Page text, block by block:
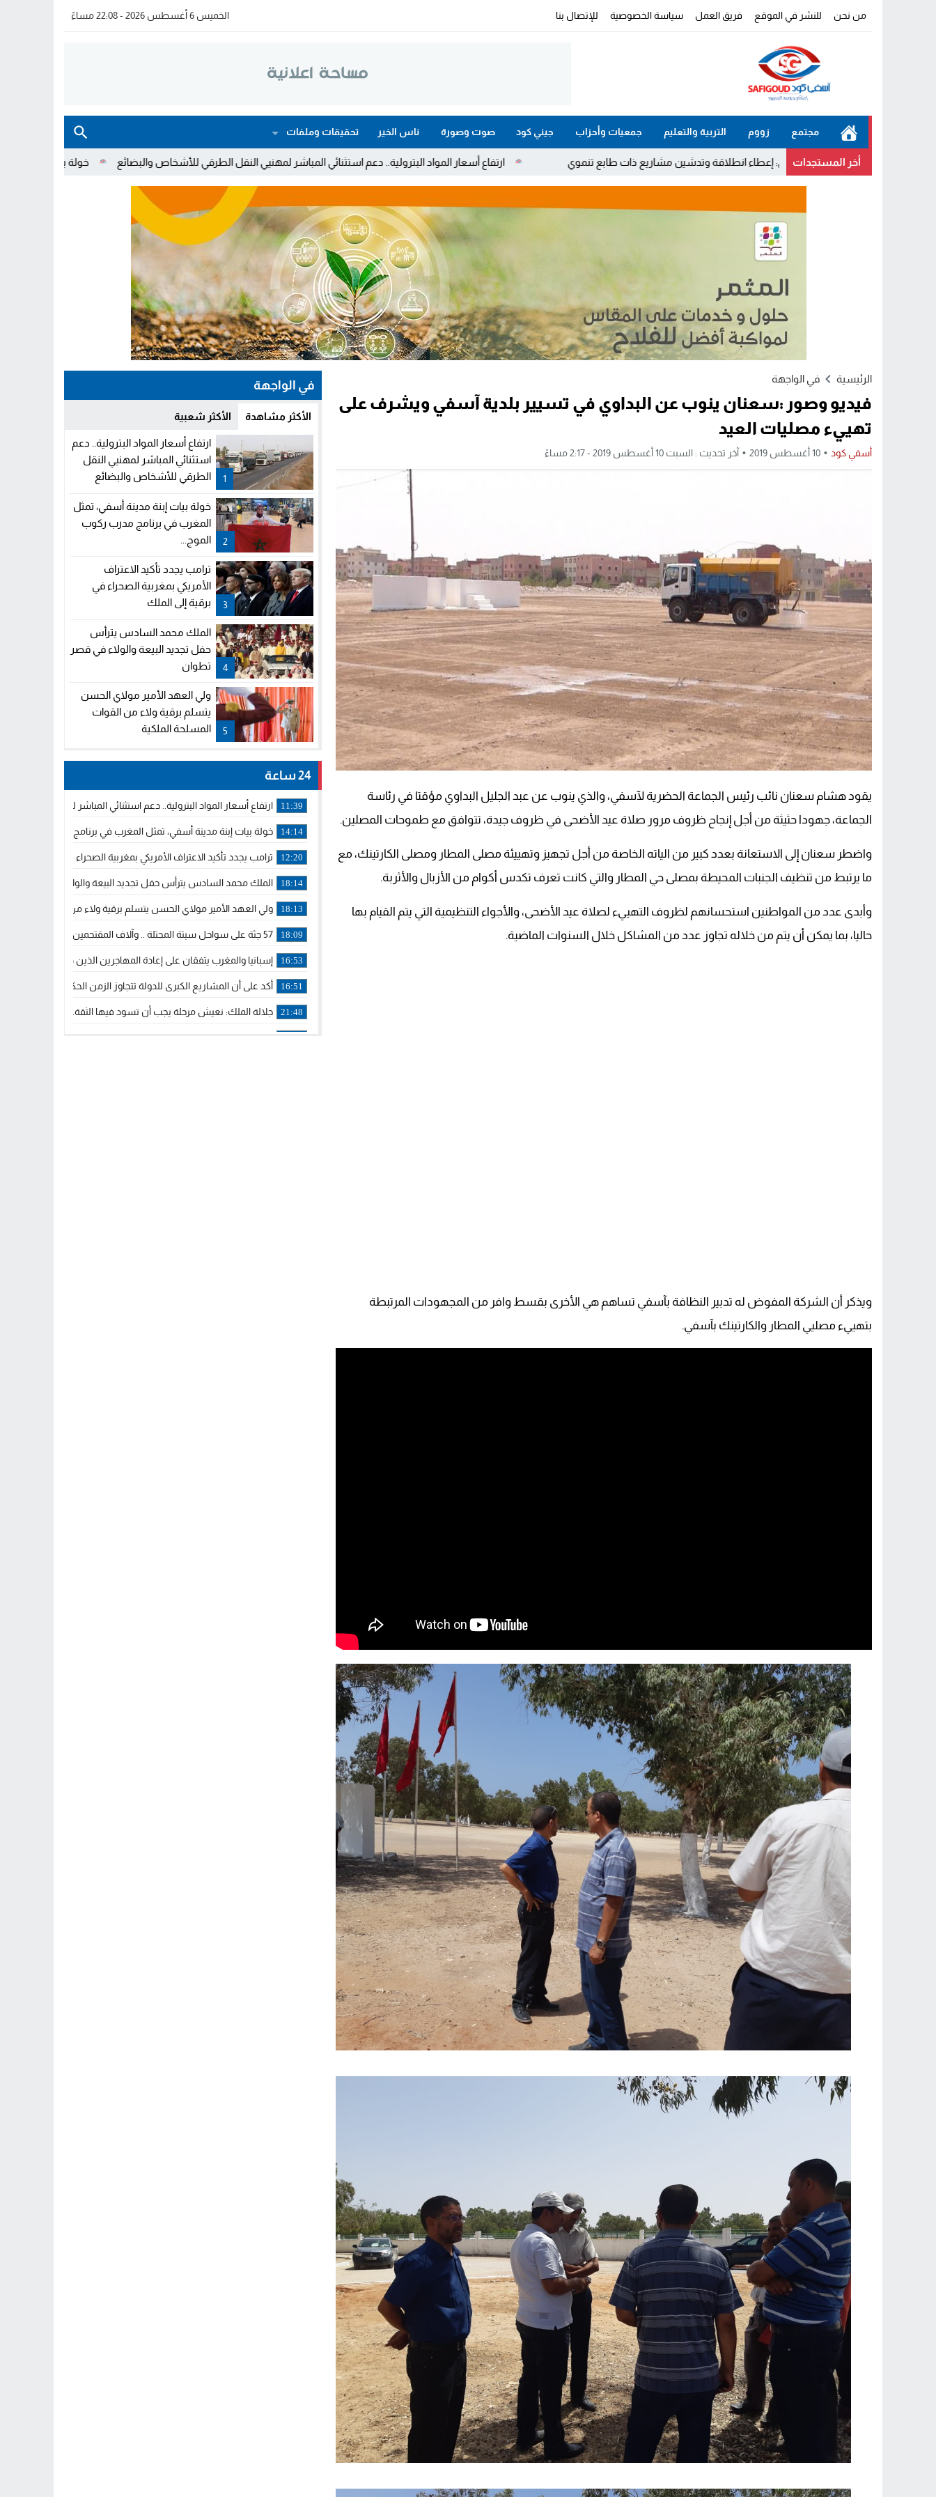
من نحن للنشر في الموقع فريق العمل سياسة الخصوصية للإتصال بنا الخميس 6 أغسطس 2026 - 22:08 مساءً
مجتمع زووم التربية والتعليم جمعيات وأحزاب جيني كود صوت وصورة ناس الخير تحقيقات وملفات
أخر المستجدات ارتفاع أسعار المواد البترولية.. دعم استثنائي المباشر لمهنيي النقل الطرقي للأشخاص والبضائع خولة بيات إبنة مدينة أسفي، تمثل المغرب في آسفي: إعطاء انطلاقة وتدشين مشاريع ذات طابع تنموي
الرئيسية في الواجهة
فيديو وصور :سعنان ينوب عن البداوي في تسيير بلدية آسفي ويشرف على
تهييء مصليات العيد
أسفي كود 10 أغسطس 2019 آخر تحديث : السبت 10 أغسطس 2019 - 2:17 مساءً
يقود هشام سعنان نائب رئيس الجماعة الحضرية لآسفي، والذي ينوب عن عبد الجليل البداوي مؤقتا في رئاسة
الجماعة، جهودا حثيثة من أجل إنجاح ظروف مرور صلاة عيد الأضحى في ظروف جيدة، تتوافق مع طموحات المصلين.
واضطر سعنان إلى الاستعانة بعدد كبير من الياته الخاصة من أجل تجهيز وتهييئة مصلى المطار ومصلى الكارتينك، مع
ما يرتبط من تنظيف الجنبات المحيطة بمصلى حي المطار والتي كانت تعرف تكدس أكوام من الأزبال والأثربة.
وأبدى عدد من المواطنين استحسانهم لظروف التهييء لصلاة عيد الأضحى، والأجواء التنظيمية التي يتم القيام بها
حاليا، بما يمكن أن يتم من خلاله تجاوز عدد من المشاكل خلال السنوات الماضية.
ويذكر أن الشركة المفوض له تدبير النظافة بآسفي تساهم هي الأخرى بقسط وافر من المجهودات المرتبطة
بتهييء مصليي المطار والكارتينك بآسفي.
في الواجهة
الأكثر مشاهدة الأكثر شعبية
1
ارتفاع أسعار المواد البترولية.. دعم
استثنائي المباشر لمهنيي النقل
الطرقي للأشخاص والبضائع
2
خولة بيات إبنة مدينة أسفي، تمثل
المغرب في برنامج مدرب ركوب
الموج...
3
ترامب يجدد تأكيد الاعتراف
الأمريكي بمغربية الصحراء في
برقية إلى الملك
4
الملك محمد السادس يترأس
حفل تجديد البيعة والولاء في قصر
تطوان
5
ولي العهد الأمير مولاي الحسن
يتسلم برقية ولاء من القوات
المسلحة الملكية
24 ساعة
11:39 ارتفاع أسعار المواد البترولية.. دعم استثنائي المباشر لمهنيي النقل
14:14 خولة بيات إبنة مدينة أسفي، تمثل المغرب في برنامج مدرب ركوب
12:20 ترامب يجدد تأكيد الاعتراف الأمريكي بمغربية الصحراء في برقية إلى الملك
18:14 الملك محمد السادس يترأس حفل تجديد البيعة والولاء في قصر
18:13 ولي العهد الأمير مولاي الحسن يتسلم برقية ولاء من القوات المسلحة
18:09 57 جثة على سواحل سبتة المحتلة .. وآلاف المقتحمين يعودون إلى المغرب
16:53 إسبانيا والمغرب يتفقان على إعادة المهاجرين الذين دخلوا سبتة المحتلة
16:51 أكد على أن المشاريع الكبرى للدولة تتجاوز الزمن الحكومي..
21:48 جلالة الملك: نعيش مرحلة يجب أن تسود فيها الثقة.. والاستقرار